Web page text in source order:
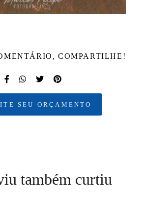
COMPARTILHE!
SEU ORÇAMENTO
também curtiu